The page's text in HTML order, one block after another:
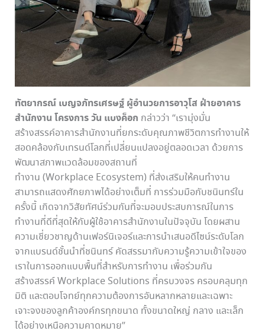
ทัตยากรณ์ เบญจภัทรเศรษฐ์ ผู้อำนวยการอาวุโส ฝ่ายอาคาร
สำนักงาน โครงการวัน แบงค็อก กล่าวว่า “เรามุ่งมั่น
สร้างสรรค์อาคารสำนักงานที่ยกระดับคุณภาพชีวิตการทำงานให้
สอดคล้องกับเทรนด์โลกที่เปลี่ยนแปลงอยู่ตลอดเวลา ด้วยการ
พัฒนาสภาพแวดล้อมของสถานที่
ทำงาน (Workplace Ecosystem) ที่ส่งเสริมให้คนทำงาน
สามารถแสดงศักยภาพได้อย่างเต็มที่ การร่วมมือกับชนินทร์ใน
ครั้งนี้ เกิดจากวิสัยทัศน์ร่วมกันที่จะมอบประสบการณ์ในการ
ทำงานที่ดีที่สุดให้กับผู้ใช้อาคารสำนักงานในปัจจุบัน โดยผสาน
ความเชี่ยวชาญด้านเฟอร์นิเจอร์และการนำเสนอดีไซน์ระดับโลก
จากแบรนด์ชั้นนำที่ชนินทร์ คัดสรรมากับความรู้ความเข้าใจของ
เราในการออกแบบพื้นที่สำหรับการทำงาน เพื่อร่วมกัน
สร้างสรรค์ Workplace Solutions ที่ครบวงจร ครอบคลุมทุก
มิติ และตอบโจทย์ทุกความต้องการอันหลากหลายและเฉพาะ
เจาะจงของลูกค้าองค์กรทุกขนาด ทั้งขนาดใหญ่ กลาง และเล็ก
ได้อย่างเหนือความคาดหมาย”